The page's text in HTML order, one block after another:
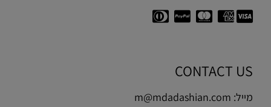
CONTACT US
מייל: m@mdadashian.com